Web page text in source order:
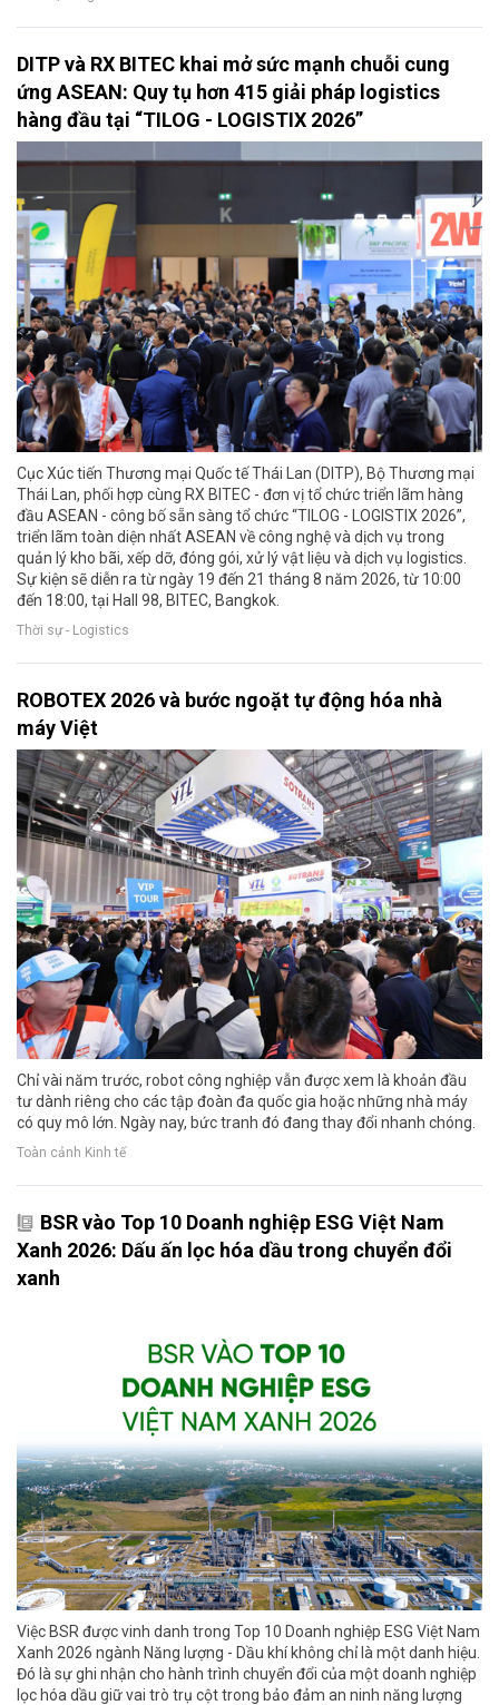
DITP và RX BITEC khai mở sức mạnh chuỗi cung
ứng ASEAN: Quy tụ hơn 415 giải pháp logistics
hàng đầu tại “TILOG - LOGISTIX 2026”
Cục Xúc tiến Thương mại Quốc tế Thái Lan (DITP), Bộ Thương mại
Thái Lan, phối hợp cùng RX BITEC - đơn vị tổ chức triển lãm hàng
đầu ASEAN - công bố sẵn sàng tổ chức “TILOG - LOGISTIX 2026”,
triển lãm toàn diện nhất ASEAN về công nghệ và dịch vụ trong
quản lý kho bãi, xếp dỡ, đóng gói, xử lý vật liệu và dịch vụ logistics.
Sự kiện sẽ diễn ra từ ngày 19 đến 21 tháng 8 năm 2026, từ 10:00
đến 18:00, tại Hall 98, BITEC, Bangkok.
Thời sự - Logistics
ROBOTEX 2026 và bước ngoặt tự động hóa nhà
máy Việt
Chỉ vài năm trước, robot công nghiệp vẫn được xem là khoản đầu
tư dành riêng cho các tập đoàn đa quốc gia hoặc những nhà máy
có quy mô lớn. Ngày nay, bức tranh đó đang thay đổi nhanh chóng.
Toàn cảnh Kinh tế
BSR vào Top 10 Doanh nghiệp ESG Việt Nam
Xanh 2026: Dấu ấn lọc hóa dầu trong chuyển đổi
xanh
Việc BSR được vinh danh trong Top 10 Doanh nghiệp ESG Việt Nam
Xanh 2026 ngành Năng lượng - Dầu khí không chỉ là một danh hiệu.
Đó là sự ghi nhận cho hành trình chuyển đổi của một doanh nghiệp
lọc hóa dầu giữ vai trò trụ cột trong bảo đảm an ninh năng lượng